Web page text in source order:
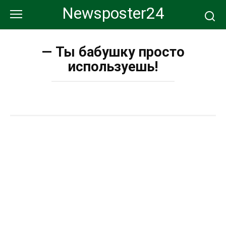
контенту
Newsposter24
— Ты бабушку просто
используешь!